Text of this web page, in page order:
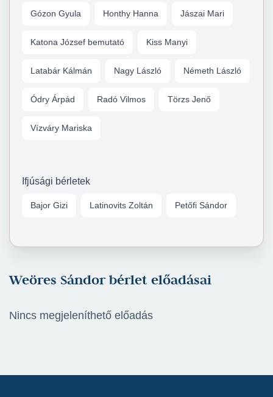
Gózon Gyula Honthy Hanna Jászai Mari
Katona József bemutató Kiss Manyi
Latabár Kálmán Nagy László Németh László
Ódry Árpád Radó Vilmos Törzs Jenő
Vízváry Mariska
Ifjúsági bérletek
Bajor Gizi Latinovits Zoltán Petőfi Sándor
Weöres Sándor bérlet előadásai
Nincs megjeleníthető előadás